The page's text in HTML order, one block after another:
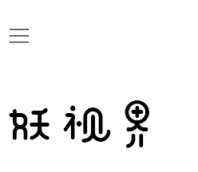
首页
关于
open